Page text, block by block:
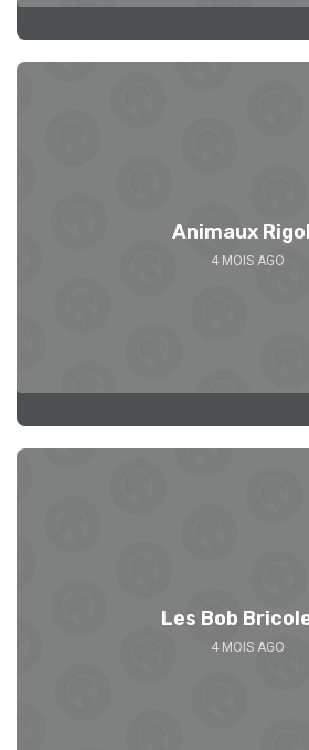
Animaux
4 MOIS AGO
Les Bob
4 MOIS AGO